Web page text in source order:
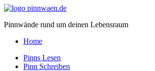
Pinnwände rund um deinen Lebensraum
Home
Pinns Lesen
Pinn Schreiben